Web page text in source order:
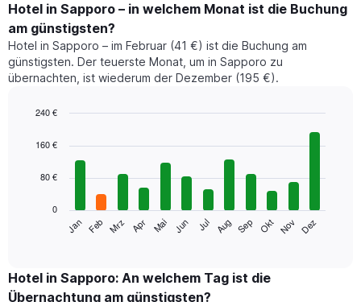
Hotel in Sapporo – in welchem Monat ist die Buchung
am günstigsten?
Hotel in Sapporo – im Februar (41 €) ist die Buchung am
günstigsten. Der teuerste Monat, um in Sapporo zu
übernachten, ist wiederum der Dezember (195 €).
chart
bars.
folgende
den
durchschnittlichen
graphic.
Jan Feb Mrz Apr Mai Jun Jul Aug Sep Okt Nov Dez
0
80 €
160 €
240 €
Hotel in Sapporo: An welchem Tag ist die
Übernachtung am günstigsten?